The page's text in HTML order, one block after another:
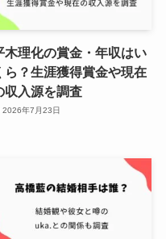
木理化の賞金・年収はい
ら？生涯獲得賞金や現在
収入源を調査
2026年7月23日